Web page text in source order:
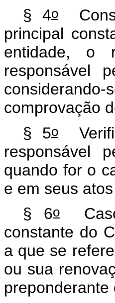
§ 4o
principal
entidade, o
responsável
comprovação
§ 5o
responsável
quando for o
e em seus
§ 6o
constante do
a que se
ou sua